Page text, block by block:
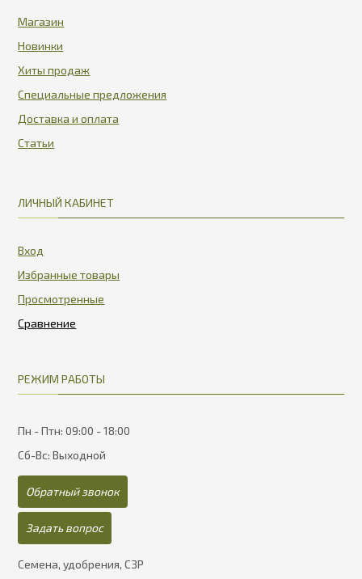
Магазин
Новинки
Хиты продаж
Специальные предложения
Доставка и оплата
Статьи
ЛИЧНЫЙ КАБИНЕТ
Вход
Избранные товары
Просмотренные
РЕЖИМ РАБОТЫ
Пн - Птн: 09:00 - 18:00
Сб-Вс: Выходной
Обратный звонок
Задать вопрос
Семена, удобрения, СЗР